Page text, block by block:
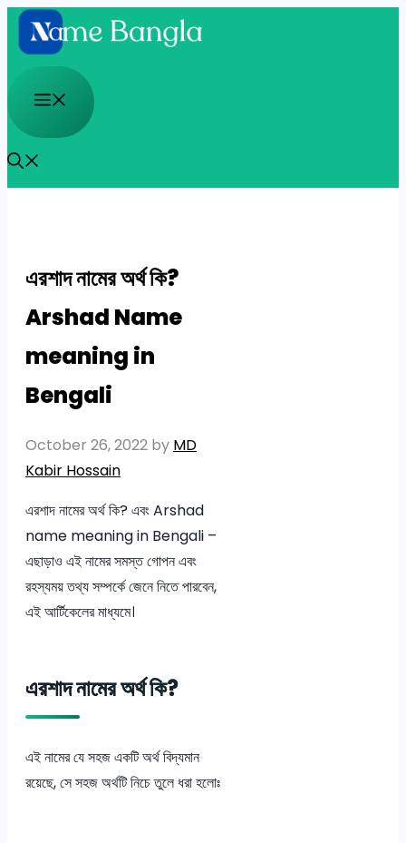
Skip
to
content
Menu
এরশাদ নামের অর্থ কি?
Arshad Name
meaning in
Bengali
October 26, 2022 by MD
Kabir Hossain
এরশাদ নামের অর্থ কি? এবং Arshad
name meaning in Bengali –
এছাড়াও এই নামের সমস্ত গোপন এবং
রহস্যময় তথ্য সম্পর্কে জেনে নিতে পারবেন,
এই আর্টিকেলের মাধ্যমে।
এরশাদ নামের অর্থ কি?
এই নামের যে সহজ একটি অর্থ বিদ্যমান
রয়েছে, সে সহজ অর্থটি নিচে তুলে ধরা হলোঃ